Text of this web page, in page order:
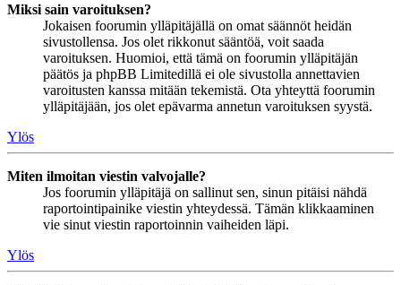
Miksi sain varoituksen?
Jokaisen foorumin ylläpitäjällä on omat säännöt heidän
sivustollensa. Jos olet rikkonut sääntöä, voit saada
varoituksen. Huomioi, että tämä on foorumin ylläpitäjän
päätös ja phpBB Limitedillä ei ole sivustolla annettavien
varoitusten kanssa mitään tekemistä. Ota yhteyttä foorumin
ylläpitäjään, jos olet epävarma annetun varoituksen syystä.
Ylös
Miten ilmoitan viestin valvojalle?
Jos foorumin ylläpitäjä on sallinut sen, sinun pitäisi nähdä
raportointipainike viestin yhteydessä. Tämän klikkaaminen
vie sinut viestin raportoinnin vaiheiden läpi.
Ylös